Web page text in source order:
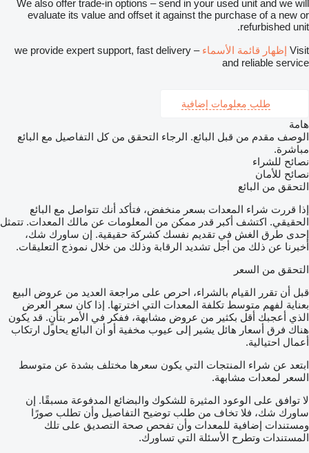
We also offer trade-in options – send in your used unit and we will
evaluate its value and offset it against the purchase of a new or
refurbished unit.
Visit إظهار قائمة الأسماء
– we provide expert support, fast delivery
and reliable service
طلب معلومات إضافية
هامة
الوصف مقدم من قبل البائع. الرجاء التحقق من كل التفاصيل مع البائع
مباشرة.
نصائح للشراء
نصائح للأمان
التحقق من البائع
إذا قررت شراء المعدات بسعر منخفض، فتأكد أنك تتواصل مع البائع
الحقيقي. اكتشف أكبر قدر ممكن من المعلومات عن مالك المعدات. تتمثل
إحدى طرق الغش في تقديم نفسك كشركة حقيقية. إن ساورك شك،
أخبرنا عن ذلك من أجل تشديد الرقابة وذلك من خلال نموذج التعليقات.
التحقق من السعر
قبل أن تقرر القيام بالشراء، احرص على مراجعة العديد من عروض البيع
بعناية لفهم متوسط تكلفة المعدات التي اخترتها. إذا كان سعر العرض
الذي أعجبك أقل بكثير من عروض مشابهة، ففكر في الأمر بتأنٍ. قد يكون
هناك فرق أسعار هائل يشير إلى عيوب مخفية أو أن البائع يحاول ارتكاب
أعمال احتيالية.
ابتعد عن شراء المنتجات التي يكون سعرها مختلف بشدة عن متوسط
السعر لمعدات مشابهة.
لا توافق على الوعود المثيرة للشكوك والبضائع المدفوعة مسبقًا. إن
ساورك شك، فلا تخاف من طلب توضيح التفاصيل وأن تطلب صورًا
ومستندات إضافية للمعدات وأن تفحص صحة التصديق على تلك
المستندات وتطرح الأسئلة التي تساورك.